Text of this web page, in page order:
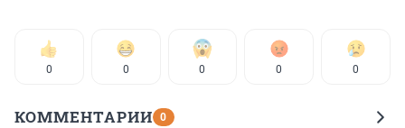
0 0 0 0 0
КОММЕНТАРИИ 0